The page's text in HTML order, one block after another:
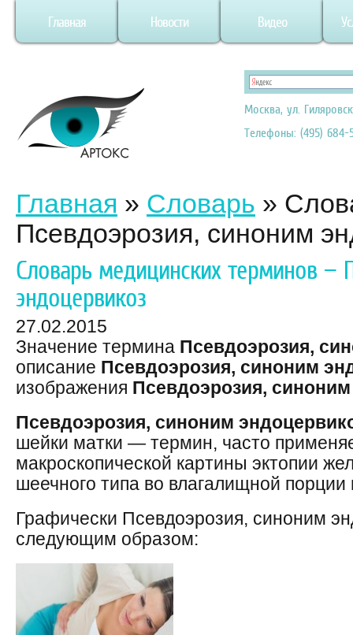
Главная Новости Видео
Москва, ул.
Телефоны: (495) 684-
Главная » Словарь »
Псевдоэрозия, синоним
Словарь медицинских терминов —
эндоцервикоз
27.02.2015
Значение термина Псевдоэрозия,
описание Псевдоэрозия, синоним
изображения Псевдоэрозия,
Псевдоэрозия, синоним
шейки матки — термин, часто
макроскопической картины эктопии
шеечного типа во влагалищной
Графически Псевдоэрозия, синоним
следующим образом: